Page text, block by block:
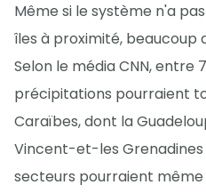
Même si le système n'a
îles à proximité, beaucoup
Selon le média CNN, entre
précipitations pourraient
Caraïbes, dont la
Vincent-et-les Grenadines
secteurs pourraient même